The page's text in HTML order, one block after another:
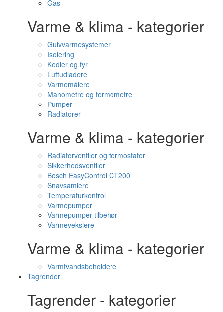
Gas
Varme & klima - kategorier
Gulvvarmesystemer
Isolering
Kedler og fyr
Luftudladere
Varmemålere
Manometre og termometre
Pumper
Radiatorer
Varme & klima - kategorier
Radiatorventiler og termostater
Sikkerhedsventiler
Bosch EasyControl CT200
Snavsamlere
Temperaturkontrol
Varmepumper
Varmepumper tilbehør
Varmevekslere
Varme & klima - kategorier
Varmtvandsbeholdere
Tagrender
Tagrender - kategorier